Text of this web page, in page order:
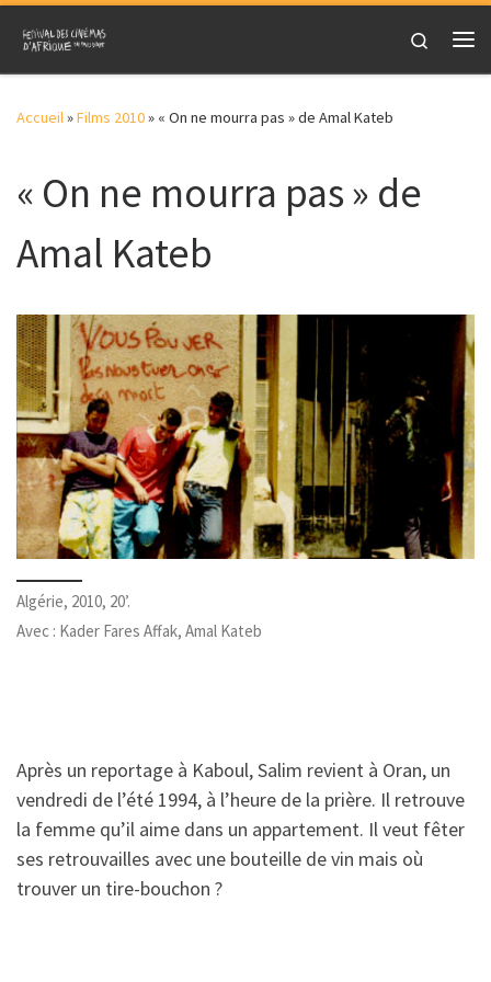
Skip to content
Search
Accueil»Films 2010» « On ne mourra pas » de Amal Kateb
« On ne mourra pas » de
Amal Kateb
Algérie, 2010, 20’.
Avec : Kader Fares Affak, Amal Kateb
Après un reportage à Kaboul, Salim revient à Oran, un
vendredi de l’été 1994, à l’heure de la prière. Il retrouve
la femme qu’il aime dans un appartement. Il veut fêter
ses retrouvailles avec une bouteille de vin mais où
trouver un tire-bouchon ?